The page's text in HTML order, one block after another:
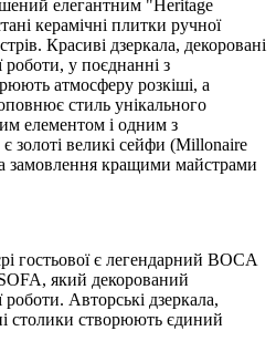
елегантним "Heritage
керамічні плитки ручної
Красиві дзеркала, декоровані
у поєднанні з
атмосферу розкіші, а
стиль унікального
елементом і одним з
золоті великі сейфи (Millonaire
замовлення кращими майстрами
гостьової є легендарний BOCA
який декорований
Авторські дзеркала,
столики створюють єдиний